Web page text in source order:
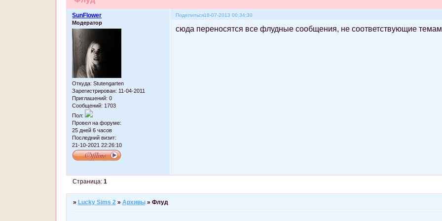
Поделиться18-07-2013 00:34:30
SunFlower
Модератор
Откуда: Stutengarten
Зарегистрирован: 11-04-2011
Приглашений: 0
Сообщений: 1703
Пол:
Провел на форуме:
25 дней 6 часов
Последний визит:
21-10-2021 22:26:10
сюда переносятся все флудные сообщения, не соответствующие темам
Страница: 1
» Lucky Sims 2 » Архивы » Флуд